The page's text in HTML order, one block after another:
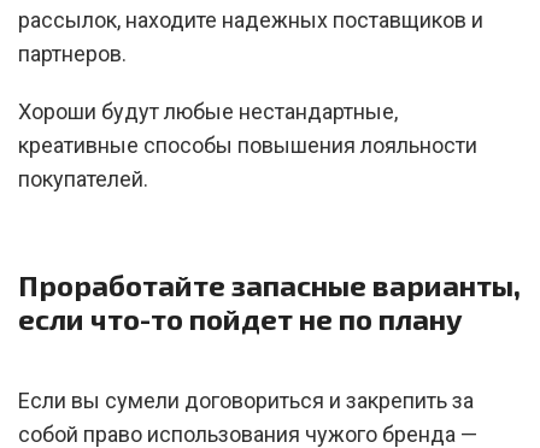
рассылок, находите надежных поставщиков и
партнеров.
Хороши будут любые нестандартные,
креативные способы повышения лояльности
покупателей.
Проработайте запасные варианты,
если что-то пойдет не по плану
Если вы сумели договориться и закрепить за
собой право использования чужого бренда —